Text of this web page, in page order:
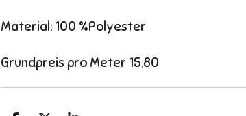
Material: 100 %Polyester
Grundpreis pro Meter 15,80